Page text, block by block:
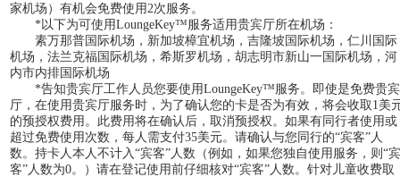
家机场）有机会免费使用2次服务。
*以下为可使用LoungeKey™服务适用贵宾厅所在机场：
素万那普国际机场，新加坡樟宜机场，吉隆坡国际机场，仁川国际
机场，法兰克福国际机场，希斯罗机场，胡志明市新山一国际机场，河
内市内排国际机场
*告知贵宾厅工作人员您要使用LoungeKey™服务。即使是免费贵宾
厅，在使用贵宾厅服务时，为了确认您的卡是否为有效，将会收取1美
的预授权费用。此费用将在确认后，取消预授权。如果有同行者使用或
超过免费使用次数，每人需支付35美元。请确认与您同行的“宾客”人
数。持卡人本人不计入“宾客”人数（例如，如果您独自使用服务，则“宾
客”人数为0。）请在登记使用前仔细核对“宾客”人数。针对儿童收费取